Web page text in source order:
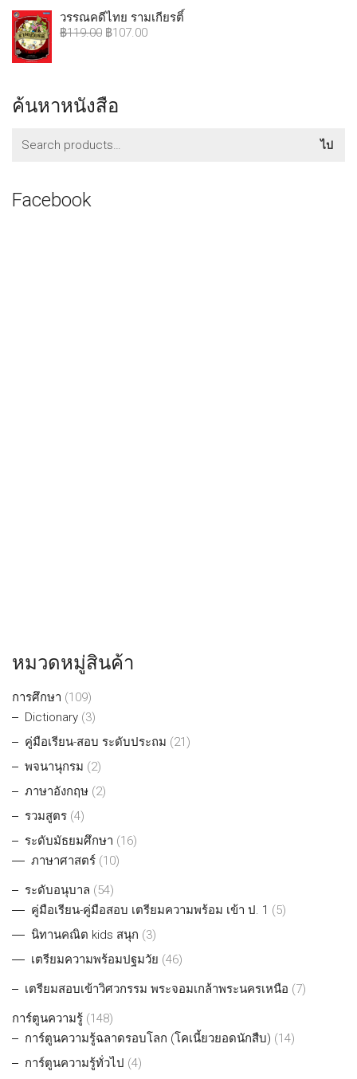
วรรณคดีไทย รามเกียรติ์
฿119.00 ฿107.00
ค้นหาหนังสือ
ไป
Facebook
หมวดหมู่สินค้า
การศึกษา (109)
Dictionary (3)
คู่มือเรียน-สอบ ระดับประถม (21)
พจนานุกรม (2)
ภาษาอังกฤษ (2)
รวมสูตร (4)
ระดับมัธยมศึกษา (16)
ภาษาศาสตร์ (10)
ระดับอนุบาล (54)
คู่มือเรียน-คู่มือสอบ เตรียมความพร้อม เข้า ป. 1 (5)
นิทานคณิต kids สนุก (3)
เตรียมความพร้อมปฐมวัย (46)
เตรียมสอบเข้าวิศวกรรม พระจอมเกล้าพระนครเหนือ (7)
การ์ตูนความรู้ (148)
การ์ตูนความรู้ฉลาดรอบโลก (โคเนี้ยวยอดนักสืบ) (14)
การ์ตูนความรู้ทั่วไป (4)